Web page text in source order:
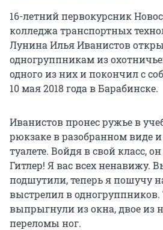
16-летний первокурсник
колледжа транспортных
Лунина Илья Иванистов
одногруппникам из
одного из них и покончил с
10 мая 2018 года в Барабинске.
Иванистов пронес ружье в
рюкзаке в разобранном виде и
туалете. Войдя в свой класс,
Гитлер! Я вас всех ненавижу.
подшутили, теперь я пошучу
выстрелил в одногруппников.
выпрыгнули из окна, двое из
переломы ног.